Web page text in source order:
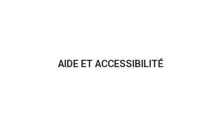
AIDE ET ACCESSIBILITÉ